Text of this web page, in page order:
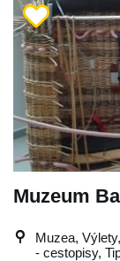
Muzeum
Muzea,
- cestopisy,